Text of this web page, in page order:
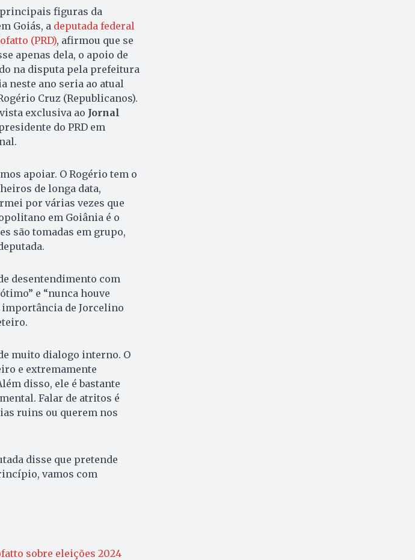
principais figuras da
Goiás, a deputada federal
(PRD), afirmou que se
apenas dela, o apoio de
na disputa pela prefeitura
neste ano seria ao atual
Cruz (Republicanos).
exclusiva ao Jornal
do PRD em
apoiar. O Rogério tem o
de longa data,
por várias vezes que
em Goiânia é o
são tomadas em grupo,
desentendimento com
e “nunca houve
de Jorcelino
muito dialogo interno. O
e extremamente
disso, ele é bastante
Falar de atritos é
ruins ou querem nos
disse que pretende
vamos com
sobre eleições 2024